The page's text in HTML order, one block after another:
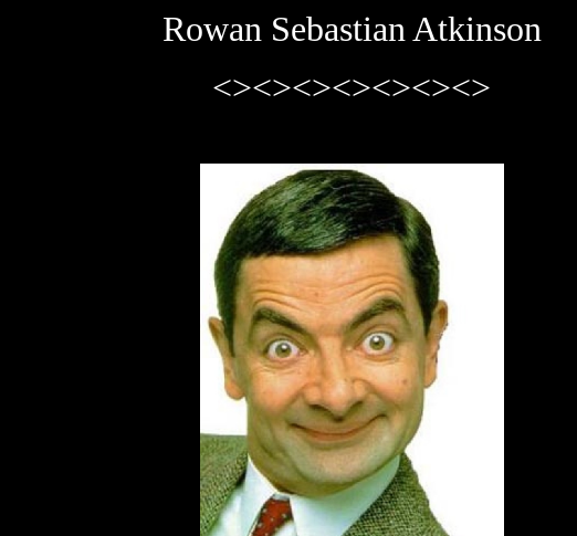
Rowan Sebastian Atkinson
<><><><><><><>